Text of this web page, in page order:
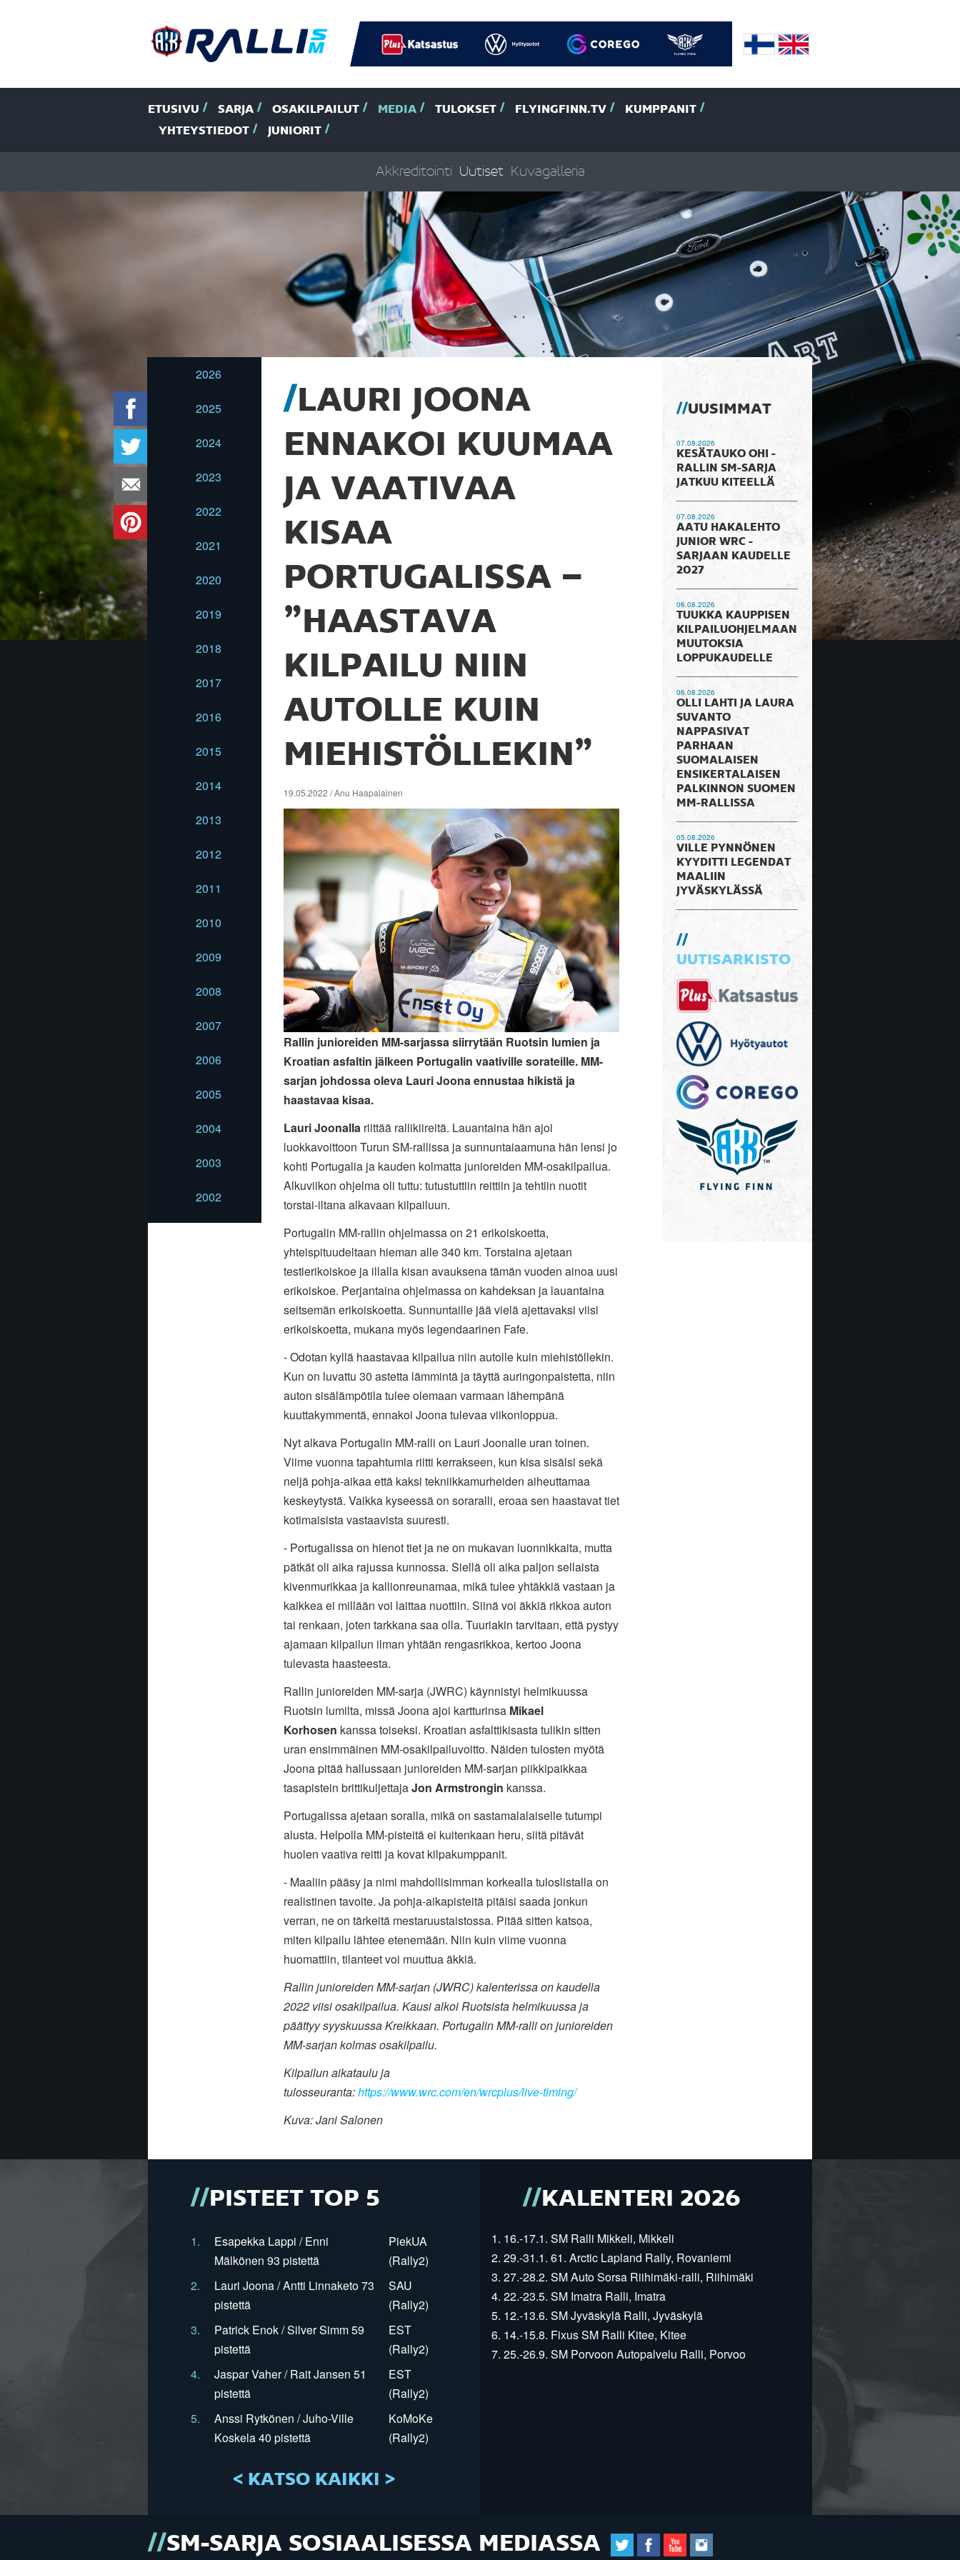
ETUSIVU SARJA OSAKILPAILUT MEDIA TULOKSET FLYINGFINN.TV
KUMPPANIT
YHTEYSTIEDOT
JUNIORIT
Akkreditointi Uutiset Kuvagalleria
2026
2025
2024
2023
2022
2021
2020
2019
2018
2017
2016
2015
2014
2013
2012
2011
2010
2009
2008
2007
2006
2005
2004
2003
2002
LAURI JOONA
ENNAKOI KUUMAA
JA VAATIVAA
KISAA
PORTUGALISSA –
”HAASTAVA
KILPAILU NIIN
AUTOLLE KUIN
MIEHISTÖLLEKIN”
19.05.2022 / Anu Haapalainen
Rallin junioreiden MM-sarjassa siirrytään Ruotsin lumien ja
Kroatian asfaltin jälkeen Portugalin vaativille sorateille. MM-
sarjan johdossa oleva Lauri Joona ennustaa hikistä ja
haastavaa kisaa.
Lauri Joonallariittää rallikiireitä. Lauantaina hän ajoi
luokkavoittoon Turun SM-rallissa ja sunnuntaiaamuna hän lensi jo
kohti Portugalia ja kauden kolmatta junioreiden MM-osakilpailua.
Alkuviikon ohjelma oli tuttu: tutustuttiin reittiin ja tehtiin nuotit
torstai-iltana alkavaan kilpailuun.
Portugalin MM-rallin ohjelmassa on 21 erikoiskoetta,
yhteispituudeltaan hieman alle 340 km. Torstaina ajetaan
testierikoiskoe ja illalla kisan avauksena tämän vuoden ainoa uusi
erikoiskoe. Perjantaina ohjelmassa on kahdeksan ja lauantaina
seitsemän erikoiskoetta. Sunnuntaille jää vielä ajettavaksi viisi
erikoiskoetta, mukana myös legendaarinen Fafe.
- Odotan kyllä haastavaa kilpailua niin autolle kuin miehistöllekin.
Kun on luvattu 30 astetta lämmintä ja täyttä auringonpaistetta, niin
auton sisälämpötila tulee olemaan varmaan lähempänä
kuuttakymmentä, ennakoi Joona tulevaa viikonloppua.
Nyt alkava Portugalin MM-ralli on Lauri Joonalle uran toinen.
Viime vuonna tapahtumia riitti kerrakseen, kun kisa sisälsi sekä
neljä pohja-aikaa että kaksi tekniikkamurheiden aiheuttamaa
keskeytystä. Vaikka kyseessä on soraralli, eroaa sen haastavat tiet
kotimaisista vastaavista suuresti.
- Portugalissa on hienot tiet ja ne on mukavan luonnikkaita, mutta
pätkät oli aika rajussa kunnossa. Siellä oli aika paljon sellaista
kivenmurikkaa ja kallionreunamaa, mikä tulee yhtäkkiä vastaan ja
kaikkea ei millään voi laittaa nuottiin. Siinä voi äkkiä rikkoa auton
tai renkaan, joten tarkkana saa olla. Tuuriakin tarvitaan, että pystyy
ajamaan kilpailun ilman yhtään rengasrikkoa, kertoo Joona
tulevasta haasteesta.
Rallin junioreiden MM-sarja (JWRC) käynnistyi helmikuussa
Ruotsin lumilta, missä Joona ajoi kartturinsa Mikael
Korhosen kanssa toiseksi. Kroatian asfalttikisasta tulikin sitten
uran ensimmäinen MM-osakilpailuvoitto. Näiden tulosten myötä
Joona pitää hallussaan junioreiden MM-sarjan piikkipaikkaa
tasapistein brittikuljettajaJon Armstrongin kanssa.
Portugalissa ajetaan soralla, mikä on sastamalalaiselle tutumpi
alusta. Helpolla MM-pisteitä ei kuitenkaan heru, siitä pitävät
huolen vaativa reitti ja kovat kilpakumppanit.
- Maaliin pääsy ja nimi mahdollisimman korkealla tuloslistalla on
realistinen tavoite. Ja pohja-aikapisteitä pitäisi saada jonkun
verran, ne on tärkeitä mestaruustaistossa. Pitää sitten katsoa,
miten kilpailu lähtee etenemään. Niin kuin viime vuonna
huomattiin, tilanteet voi muuttua äkkiä.
Rallin junioreiden MM-sarjan (JWRC) kalenterissa on kaudella
2022 viisi osakilpailua. Kausi alkoi Ruotsista helmikuussa ja
päättyy syyskuussa Kreikkaan. Portugalin MM-ralli on junioreiden
MM-sarjan kolmas osakilpailu.
Kilpailun aikataulu ja
tulosseuranta:https://www.wrc.com/en/wrcplus/live-timing/
Kuva: Jani Salonen
UUSIMMAT
07.08.2026
KESÄTAUKO OHI -
RALLIN SM-SARJA
JATKUU KITEELLÄ
07.08.2026
AATU HAKALEHTO
JUNIOR WRC -
SARJAAN KAUDELLE
2027
06.08.2026
TUUKKA KAUPPISEN
KILPAILUOHJELMAAN
MUUTOKSIA
LOPPUKAUDELLE
06.08.2026
OLLI LAHTI JA LAURA
SUVANTO
NAPPASIVAT
PARHAAN
SUOMALAISEN
ENSIKERTALAISEN
PALKINNON SUOMEN
MM-RALLISSA
05.08.2026
VILLE PYNNÖNEN
KYYDITTI LEGENDAT
MAALIIN
JYVÄSKYLÄSSÄ
UUTISARKISTO
PISTEET TOP 5
1.
Esapekka Lappi / Enni
Mälkönen 93 pistettä
PiekUA
(Rally2)
2.
Lauri Joona / Antti Linnaketo 73
pistettä
SAU
(Rally2)
3.
Patrick Enok / Silver Simm 59
pistettä
EST
(Rally2)
4.
Jaspar Vaher / Rait Jansen 51
pistettä
EST
(Rally2)
5.
Anssi Rytkönen / Juho-Ville
Koskela 40 pistettä
KoMoKe
(Rally2)
< KATSO KAIKKI >
KALENTERI 2026
1. 16.-17.1. SM Ralli Mikkeli, Mikkeli
2. 29.-31.1. 61. Arctic Lapland Rally, Rovaniemi
3. 27.-28.2. SM Auto Sorsa Riihimäki-ralli, Riihimäki
4. 22.-23.5. SM Imatra Ralli, Imatra
5. 12.-13.6. SM Jyväskylä Ralli, Jyväskylä
6. 14.-15.8. Fixus SM Ralli Kitee, Kitee
7. 25.-26.9. SM Porvoon Autopalvelu Ralli, Porvoo
SM-SARJA SOSIAALISESSA MEDIASSA